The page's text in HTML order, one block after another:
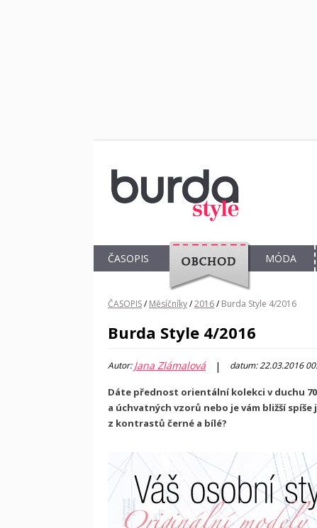
ČASOPIS
OBCHOD
MÓDA
ČASOPIS/ Měsíčníky/2016/ Burda Style 4/2016
Burda Style 4/2016
Autor:Jana Zlámalová | datum: 22.03.2016
Dáte přednost orientální kolekci v duchu
a úchvatných vzorů nebo je vám bližší
z kontrastů černé a bílé?